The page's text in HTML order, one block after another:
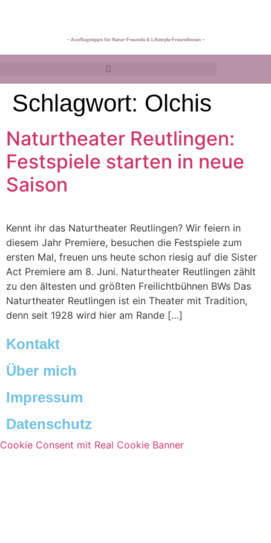
~ Ausflugstipps für Natur-Freunde & Lifestyle-Freundinnen ~
Schlagwort: Olchis
Naturtheater Reutlingen:
Festspiele starten in neue
Saison
Kennt ihr das Naturtheater Reutlingen? Wir feiern in
diesem Jahr Premiere, besuchen die Festspiele zum
ersten Mal, freuen uns heute schon riesig auf die Sister
Act Premiere am 8. Juni. Naturtheater Reutlingen zählt
zu den ältesten und größten Freilichtbühnen BWs Das
Naturtheater Reutlingen ist ein Theater mit Tradition,
denn seit 1928 wird hier am Rande […]
Kontakt
Über mich
Impressum
Datenschutz
Cookie Consent mit Real Cookie Banner